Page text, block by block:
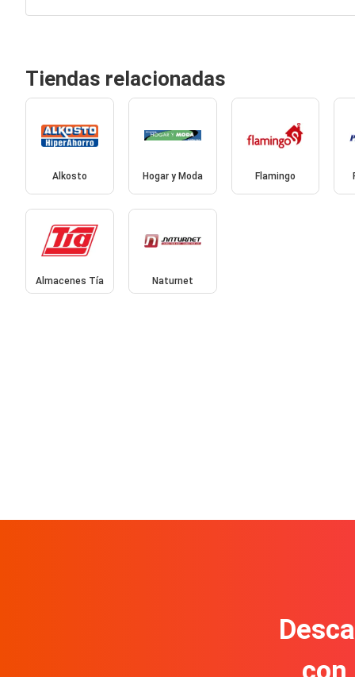
Tiendas relacionadas
Alkosto Hogar y Moda Flamingo
Almacenes Tía Naturnet